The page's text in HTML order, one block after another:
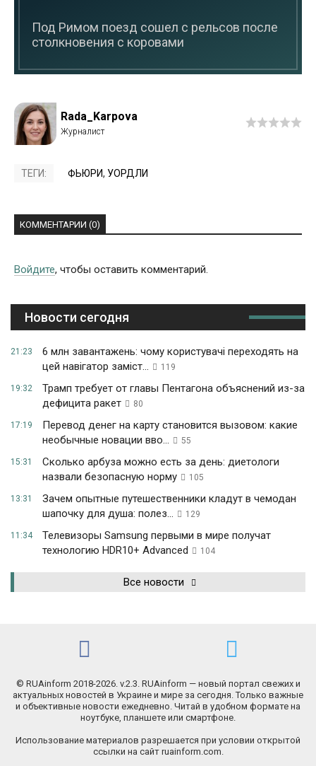
Под Римом поезд сошел с рельсов после
столкновения с коровами
Rada_Karpova
ТЕГИ: ФЬЮРИ, УОРДЛИ
КОММЕНТАРИИ (0)
Войдите, чтобы оставить комментарий.
Новости сегодня
21:23
6 млн завантажень: чому користувачі переходять на
цей навігатор заміст...
119
19:32
Трамп требует от главы Пентагона объяснений из-за
дефицита ракет
80
17:19
Перевод денег на карту становится вызовом: какие
необычные новации вво...
55
15:31
Сколько арбуза можно есть за день: диетологи
назвали безопасную норму
105
13:31
Зачем опытные путешественники кладут в чемодан
шапочку для душа: полез...
129
11:34
Телевизоры Samsung первыми в мире получат
технологию HDR10+ Advanced
104
Все новости
© RUAinform 2018-2026. v.2.3. RUAinform — новый портал свежих и
актуальных новостей в Украине и мире за сегодня. Только важные
и объективные новости ежедневно. Читай в удобном формате на
ноутбуке, планшете или смартфоне.
Использование материалов разрешается при условии открытой
ссылки на сайт ruainform.com.